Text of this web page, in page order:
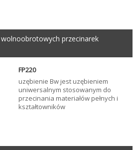
przecinarek
FP220
uzębienie Bw jest uzębieniem
uniwersalnym stosowanym do
przecinania materiałów pełnych i
kształtowników